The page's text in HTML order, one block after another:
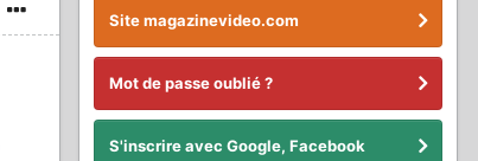
Site magazinevideo.com
Mot de passe oublié ?
S'inscrire avec Google, Facebook